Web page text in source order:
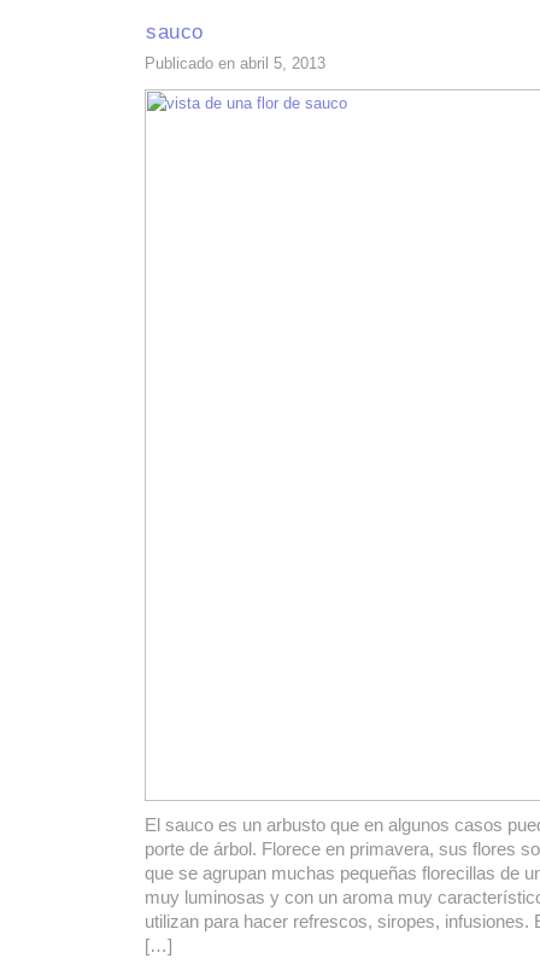
sauco
Publicado en abril 5, 2013
El sauco es un arbusto que en algunos casos
porte de árbol. Florece en primavera, sus flores
que se agrupan muchas pequeñas florecillas de
muy luminosas y con un aroma muy
utilizan para hacer refrescos, siropes, infusiones.
[…]